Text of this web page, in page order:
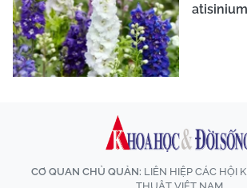
CƠ QUAN CHỦ QUẢN: LIÊN HIỆP CÁC HỘI